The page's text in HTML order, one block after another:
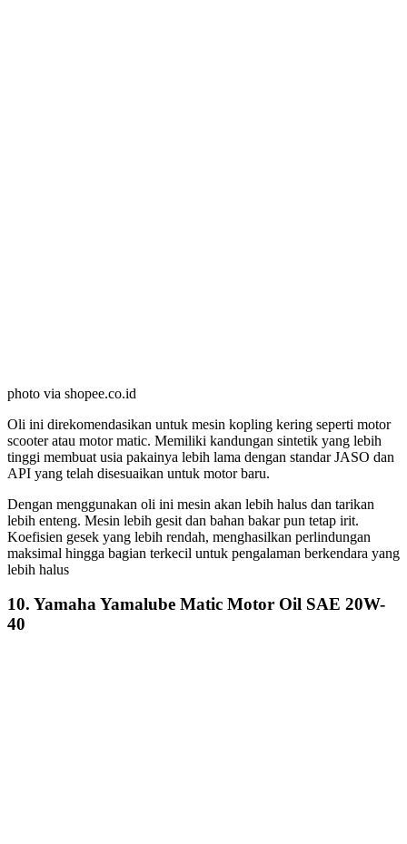
photo via shopee.co.id
Oli ini direkomendasikan untuk mesin kopling kering seperti motor
scooter atau motor matic. Memiliki kandungan sintetik yang lebih
tinggi membuat usia pakainya lebih lama dengan standar JASO dan
API yang telah disesuaikan untuk motor baru.
Dengan menggunakan oli ini mesin akan lebih halus dan tarikan
lebih enteng. Mesin lebih gesit dan bahan bakar pun tetap irit.
Koefisien gesek yang lebih rendah, menghasilkan perlindungan
maksimal hingga bagian terkecil untuk pengalaman berkendara yang
lebih halus
10. Yamaha Yamalube Matic Motor Oil SAE 20W-
40